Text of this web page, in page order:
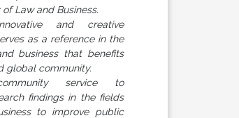
Law and Business.
and creative
as a reference in the
business that benefits
global community.
service to
findings in the fields
to improve public